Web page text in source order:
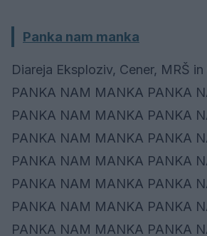
Panka nam manka
Diareja Eksploziv, Cener, MRŠ in
PANKA NAM MANKA PANKA
PANKA NAM MANKA PANKA
PANKA NAM MANKA PANKA
PANKA NAM MANKA PANKA
PANKA NAM MANKA PANKA
PANKA NAM MANKA PANKA
PANKA NAM MANKA PANKA